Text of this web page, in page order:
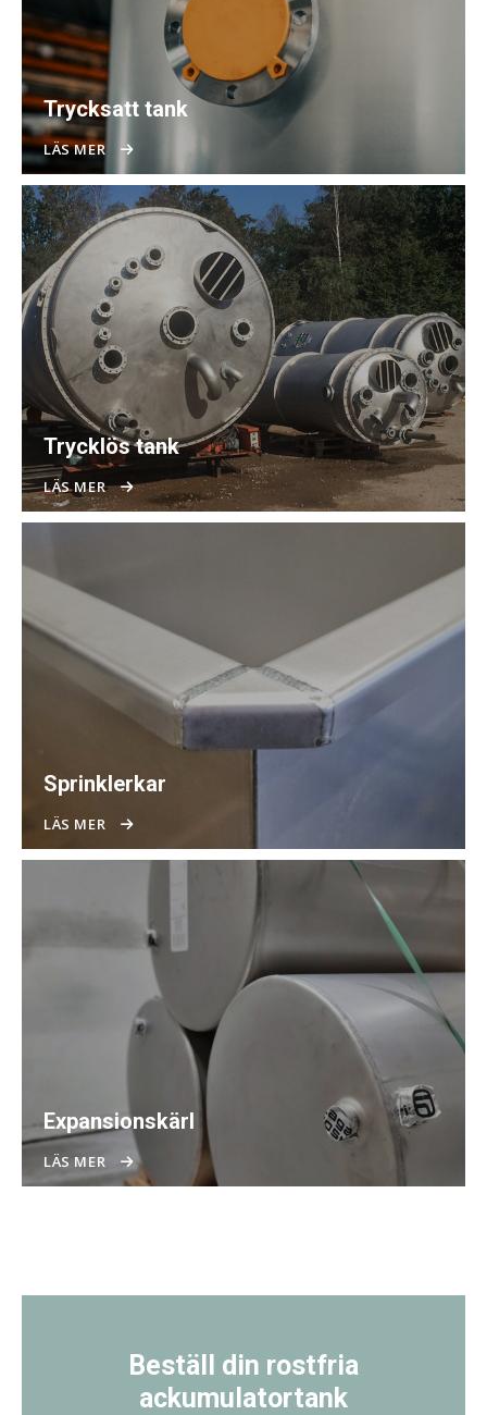
Trycksatt tank
LÄS MER
Trycklös tank
LÄS MER
Sprinklerkar
LÄS MER
Expansionskärl
LÄS MER
Beställ din rostfria
ackumulatortank